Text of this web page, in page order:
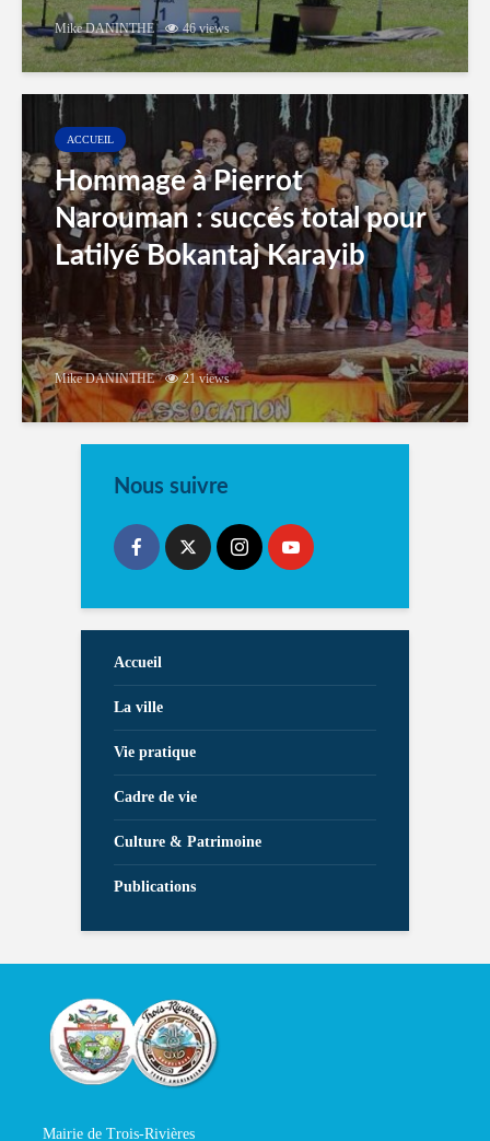
Mike DANINTHE 46 views
ACCUEIL
Hommage à Pierrot
Narouman : succés total pour
Latilyé Bokantaj Karayib
Mike DANINTHE 21 views
Nous suivre
Accueil
La ville
Vie pratique
Cadre de vie
Culture & Patrimoine
Publications
Mairie de Trois-Rivières